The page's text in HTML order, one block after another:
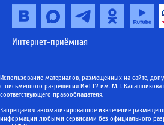
Интернет-приёмная
Использование материалов, размещенных на сайте,
с письменного разрешения ИжГТУ им. М.Т. Калашникова
соответствующего правообладателя.
Запрещается автоматизированное извлечение
информации любыми сервисами без официального